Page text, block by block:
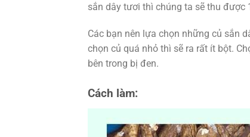
sắn dây tươi thì chúng ta sẽ thu được
Các bạn nên lựa chọn những củ sắn
chọn củ quá nhỏ thì sẽ ra rất ít bột.
bên trong bị đen.
Cách làm: